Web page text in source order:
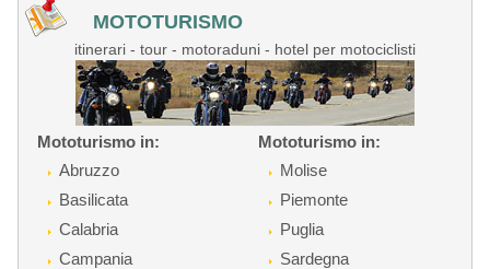
MOTOTURISMO
itinerari - tour - motoraduni - hotel per motociclisti
Mototurismo in:
Abruzzo
Basilicata
Calabria
Campania
Mototurismo in:
Molise
Piemonte
Puglia
Sardegna